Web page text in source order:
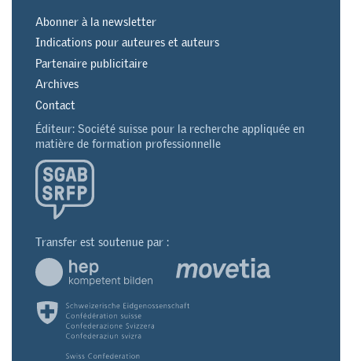
Abonner à la newsletter
Indications pour auteures et auteurs
Partenaire publicitaire
Archives
Contact
Éditeur: Société suisse pour la recherche appliquée en
matière de formation professionnelle
Transfer est soutenue par :